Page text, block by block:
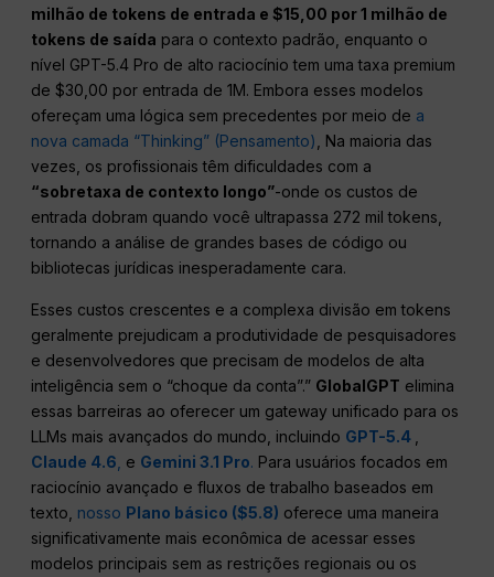
milhão de tokens de entrada e $15,00 por 1 milhão de
tokens de saída para o contexto padrão, enquanto o
nível GPT-5.4 Pro de alto raciocínio tem uma taxa premium
de $30,00 por entrada de 1M. Embora esses modelos
ofereçam uma lógica sem precedentes por meio de a
nova camada “Thinking” (Pensamento)
, Na maioria das
vezes, os profissionais têm dificuldades com a
“sobretaxa de contexto longo”-onde os custos de
entrada dobram quando você ultrapassa 272 mil tokens,
tornando a análise de grandes bases de código ou
bibliotecas jurídicas inesperadamente cara.
Esses custos crescentes e a complexa divisão em tokens
geralmente prejudicam a produtividade de pesquisadores
e desenvolvedores que precisam de modelos de alta
inteligência sem o “choque da conta”.” GlobalGPT elimina
essas barreiras ao oferecer um gateway unificado para os
LLMs mais avançados do mundo, incluindo GPT-5.4
Claude 4.6 e Gemini 3.1 Pro. Para usuários focados em
raciocínio avançado e fluxos de trabalho baseados em
texto, nosso Plano básico ($5.8) oferece uma maneira
significativamente mais econômica de acessar esses
modelos principais sem as restrições regionais ou os